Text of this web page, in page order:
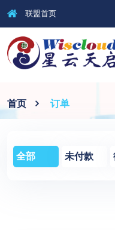
联盟首页
首页 订单
全部 未付款